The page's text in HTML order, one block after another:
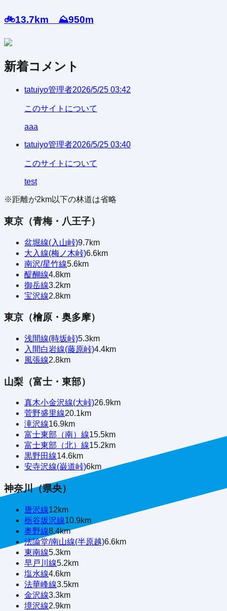
🚲13.7km ⛰️950m
新着コメント
tatuiyo管理者2026/5/25 03:42
このサイトについて
aaa
tatuiyo管理者2026/5/25 03:40
このサイトについて
test
※距離が2km以下の林道は省略
東京（青梅・八王子）
盆堀線(入山峠)9.7km
大入線(梅ノ木峠)6.6km
南沢/星竹線5.6km
醍醐線4.8km
御岳線3.2km
宝沢線2.8km
東京（檜原・奥多摩）
浅間線(時坂峠)5.3km
入間白岩線(藤原峠)4.4km
風張線2.8km
山梨（富士・東部）
真木小金沢線(大峠)26.9km
菅野盛里線20.1km
滝沢線16.9km
富士東部（南）線15.5km
富士東部（北）線15.2km
黒野田線14.6km
安寺沢線(巌道峠)6km
神奈川（県央）
唐沢線12km
栃谷坂沢線10.9km
奥野線8.4km
法論堂/南山線(半原越)6.6km
東南線5.3km
早戸川線5.2km
塩水線4.6km
法華峰線3.5km
金沢線3.3km
境沢線2.9km